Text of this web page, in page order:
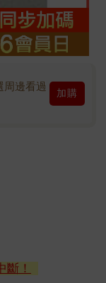
邊看過
加購
！